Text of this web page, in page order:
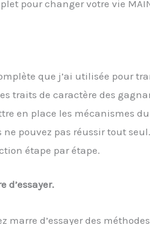
pour changer votre vie
que j’ai utilisée pour
traits de caractère des
en place les mécanismes
ne pouvez pas réussir tout seul.
étape par étape.
d’essayer.
marre d’essayer des